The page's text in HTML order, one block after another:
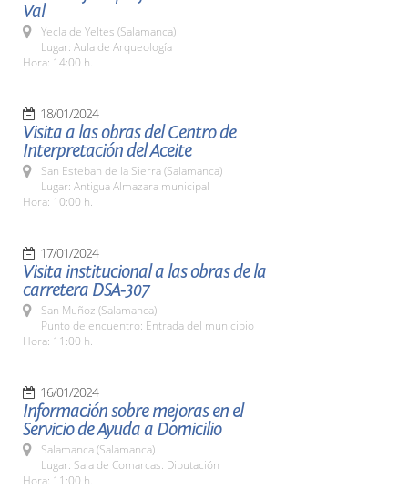
Val
Yecla de Yeltes (Salamanca)
Lugar: Aula de Arqueología
Hora: 14:00 h.
18/01/2024
Visita a las obras del Centro de
Interpretación del Aceite
San Esteban de la Sierra (Salamanca)
Lugar: Antigua Almazara municipal
Hora: 10:00 h.
17/01/2024
Visita institucional a las obras de la
carretera DSA-307
San Muñoz (Salamanca)
Punto de encuentro: Entrada del municipio
Hora: 11:00 h.
16/01/2024
Información sobre mejoras en el
Servicio de Ayuda a Domicilio
Salamanca (Salamanca)
Lugar: Sala de Comarcas. Diputación
Hora: 11:00 h.